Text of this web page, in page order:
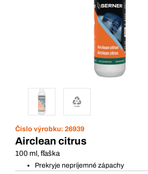
Číslo výrobku: 26939
Airclean citrus
100 ml, fľaška
Prekryje nepríjemné zápachy